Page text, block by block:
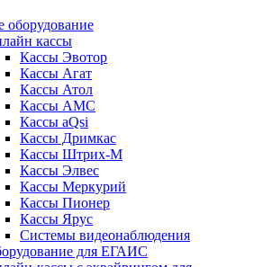
оборудование
кассы
Кассы Эвотор
Кассы Агат
Кассы Атол
Кассы АМС
Кассы aQsi
Кассы Дримкас
Кассы Штрих-М
Кассы Элвес
Кассы Меркурий
Кассы Пионер
Кассы Ярус
Системы видеонаблюдения
для ЕГАИС